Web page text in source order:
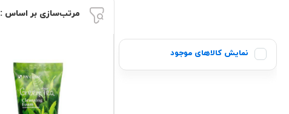
نمایش کالاهای موجود
مرتب‌سازی بر اساس :